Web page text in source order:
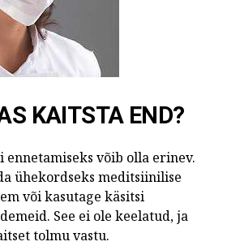
KAITSTA END?
võib olla erinev.
ühekordseks meditsiinilise
või kasutage käsitsi
See ei ole keelatud, ja
tolmu vastu.